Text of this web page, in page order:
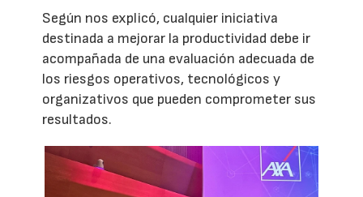
Según nos explicó, cualquier iniciativa
destinada a mejorar la productividad debe ir
acompañada de una evaluación adecuada de
los riesgos operativos, tecnológicos y
organizativos que pueden comprometer sus
resultados.